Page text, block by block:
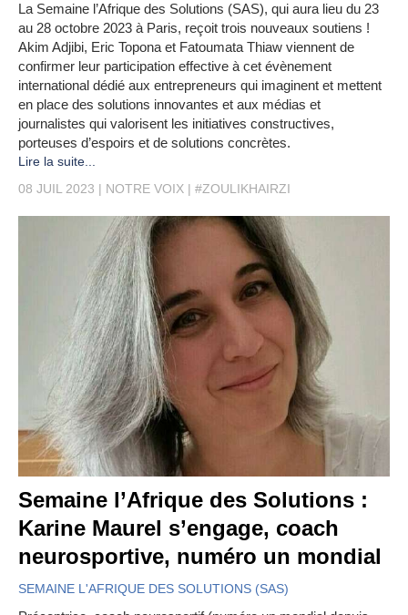
La Semaine l’Afrique des Solutions (SAS), qui aura lieu du 23
au 28 octobre 2023 à Paris, reçoit trois nouveaux soutiens !
Akim Adjibi, Eric Topona et Fatoumata Thiaw viennent de
confirmer leur participation effective à cet évènement
international dédié aux entrepreneurs qui imaginent et mettent
en place des solutions innovantes et aux médias et
journalistes qui valorisent les initiatives constructives,
porteuses d’espoirs et de solutions concrètes.
Lire la suite...
08 JUIL 2023
NOTRE VOIX #ZOULIKHAIRZI
Semaine l’Afrique des Solutions :
Karine Maurel s’engage, coach
neurosportive, numéro un mondial
SEMAINE L'AFRIQUE DES SOLUTIONS (SAS)